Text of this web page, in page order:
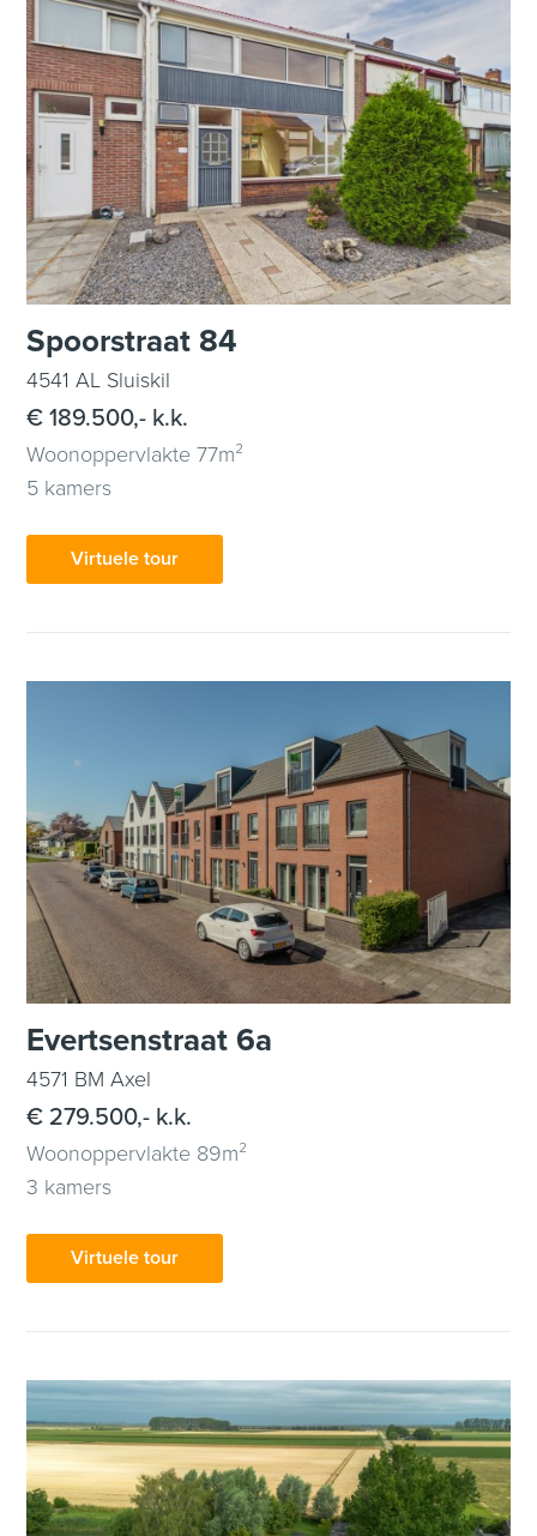
Spoorstraat 84
4541 AL Sluiskil
€ 189.500,- k.k.
Woonoppervlakte 77m²
5 kamers
Virtuele tour
Evertsenstraat 6a
4571 BM Axel
€ 279.500,- k.k.
Woonoppervlakte 89m²
3 kamers
Virtuele tour